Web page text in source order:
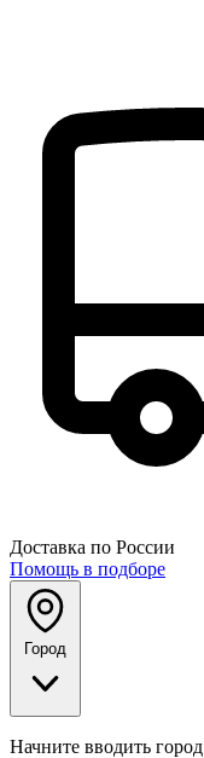
Доставка по России
Помощь в подборе
Город
Начните вводить город